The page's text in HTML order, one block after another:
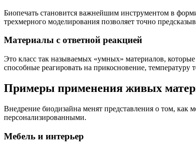
Биопечать становится важнейшим инструментом в
трехмерного моделирования позволяет точно
Материалы с ответной реакцией
Это класс так называемых «умных» материалов,
способные реагировать на прикосновение,
Примеры применения живых
Внедрение биодизайна менят представления о том, как
персонализированными.
Мебель и интерьер